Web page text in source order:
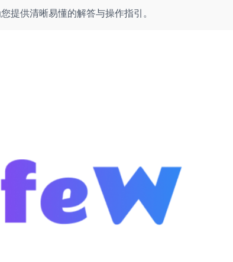
提供清晰易懂的解答与操作指引。